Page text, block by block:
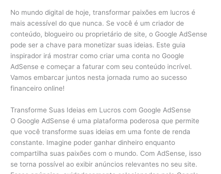
No mundo digital de hoje, transformar paixões em lucros é
mais acessível do que nunca. Se você é um criador de
conteúdo, blogueiro ou proprietário de site, o Google AdSense
pode ser a chave para monetizar suas ideias. Este guia
inspirador irá mostrar como criar uma conta no Google
AdSense e começar a faturar com seu conteúdo incrível.
Vamos embarcar juntos nesta jornada rumo ao sucesso
financeiro online!
Transforme Suas Ideias em Lucros com Google AdSense
O Google AdSense é uma plataforma poderosa que permite
que você transforme suas ideias em uma fonte de renda
constante. Imagine poder ganhar dinheiro enquanto
compartilha suas paixões com o mundo. Com AdSense, isso
se torna possível ao exibir anúncios relevantes no seu site.